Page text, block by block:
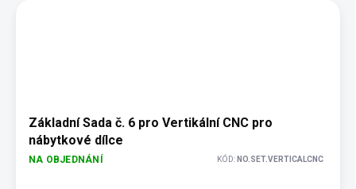
Základní Sada č. 6 pro Vertikální CNC pro
nábytkové dílce
NA OBJEDNÁNÍ KÓD: NO.SET.VERTICALCNC